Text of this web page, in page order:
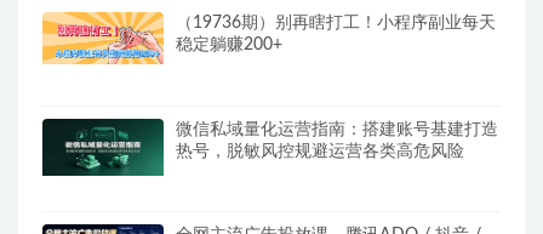
（19736期）别再瞎打工！小程序副业每天
稳定躺赚200+
微信私域量化运营指南：搭建账号基建打造
热号，脱敏风控规避运营各类高危风险